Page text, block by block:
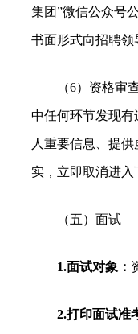
集团”微信公众号
书面形式向招聘领
（6）资格审
中任何环节发现
人重要信息、提
实，立即取消进入
（五）面试
1.面试对象：
2.打印面试准